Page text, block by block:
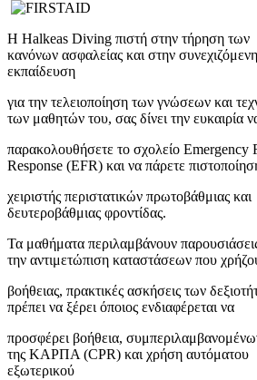
Η Halkeas Diving πιστή στην τήρηση των
κανόνων ασφαλείας και στην συνεχιζόμενη
εκπαίδευση
για την τελειοποίηση των γνώσεων και
των μαθητών του, σας δίνει την ευκαιρία
παρακολουθήσετε το σχολείο Emergency
Response (EFR) και να πάρετε
χειριστής περιστατικών πρωτοβάθμιας και
δευτεροβάθμιας φροντίδας.
Τα μαθήματα περιλαμβάνουν
την αντιμετώπιση καταστάσεων που
βοήθειας, πρακτικές ασκήσεις των
πρέπει να ξέρει όποιος ενδιαφέρεται να
προσφέρει βοήθεια,
της ΚΑΡΠΑ (CPR) και χρήση αυτόματου
εξωτερικού